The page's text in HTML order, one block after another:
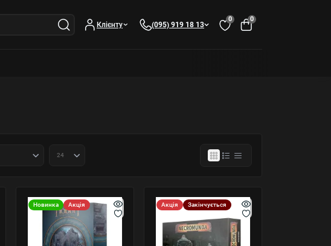
Клієнту (095) 919 18 13
0 0
Новинка Акція Акція Закінчується